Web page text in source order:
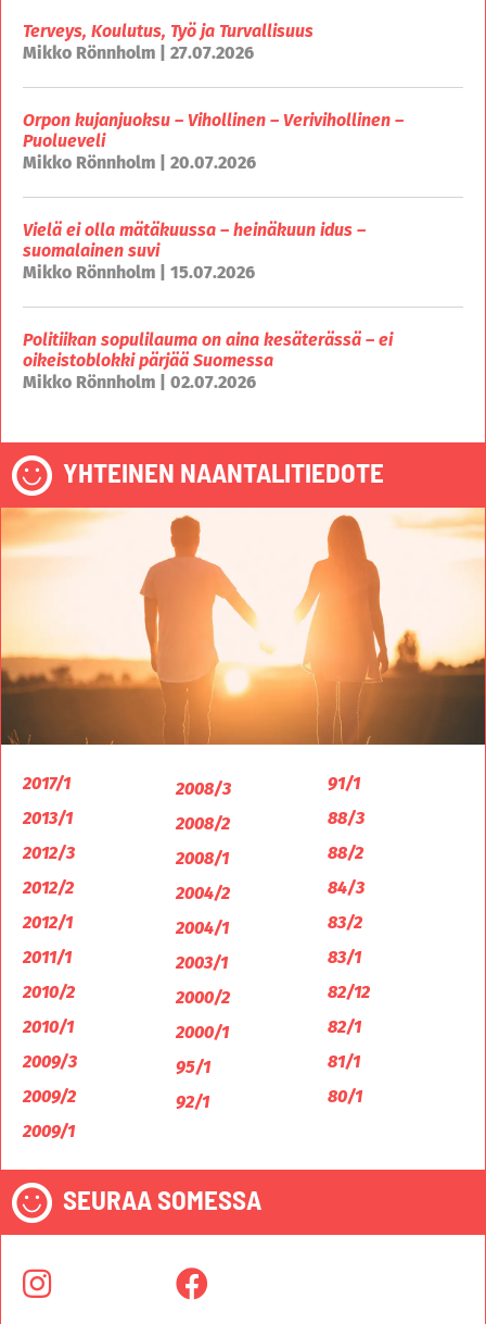
Terveys, Koulutus, Työ ja Turvallisuus
Mikko Rönnholm | 27.07.2026
Orpon kujanjuoksu – Vihollinen – Verivihollinen –
Puolueveli
Mikko Rönnholm | 20.07.2026
Vielä ei olla mätäkuussa – heinäkuun idus –
suomalainen suvi
Mikko Rönnholm | 15.07.2026
Politiikan sopulilauma on aina kesäterässä – ei
oikeistoblokki pärjää Suomessa
Mikko Rönnholm | 02.07.2026
YHTEINEN NAANTALITIEDOTE
2017/1
2013/1
2012/3
2012/2
2012/1
2011/1
2010/2
2010/1
2009/3
2009/2
2009/1
2008/3
2008/2
2008/1
2004/2
2004/1
2003/1
2000/2
2000/1
95/1
92/1
91/1
88/3
88/2
84/3
83/2
83/1
82/12
82/1
81/1
80/1
SEURAA SOMESSA